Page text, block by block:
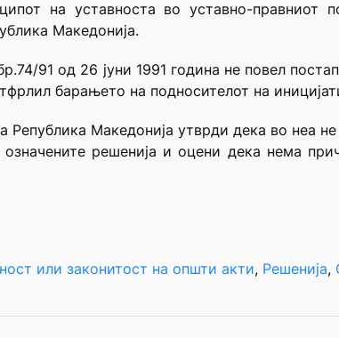
на уставноста во уставно-правниот
Македонија.
91 од 26 јуни 1991 година не повел
барањето на подносителот на
Република Македонија утврди дека во неа
решенија и оцени дека нема
или законитост на општи акти, Решенија,